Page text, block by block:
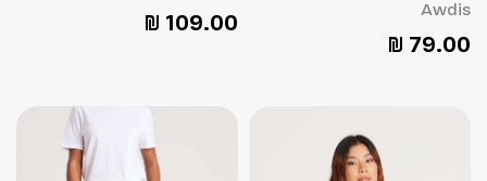
Awdis
79.00
₪
109.00
₪